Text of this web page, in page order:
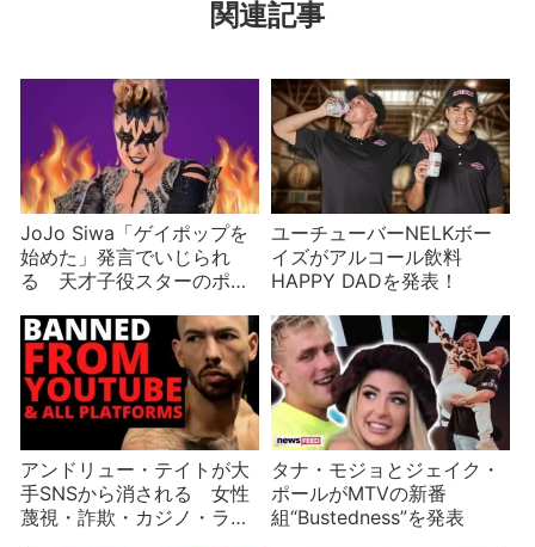
関連記事
JoJo Siwa「ゲイポップを
始めた」発言でいじられ
る 天才子役スターのポジ
ユーチューバーNELKボー
イズがアルコール飲料
HAPPY DADを発表！
アンドリュー・テイトが大
手SNSから消される 女性
蔑視・詐欺・カジノ・ライ
タナ・モジョとジェイク・
ポールがMTVの新番
組“Bustedness”を発表